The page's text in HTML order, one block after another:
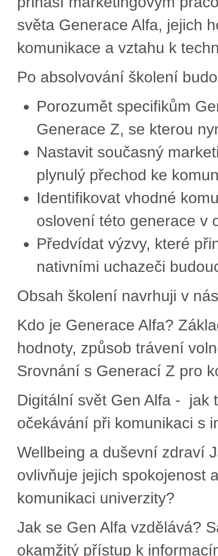
světa Generace Alfa, jejich
komunikace a vztahu k
Po absolvování školení
Porozumět specifikům
Generace Z, se kterou
Nastavit současný
plynulý přechod ke
Identifikovat vhodné
oslovení této generace v
Předvídat výzvy, které
nativními uchazeči
Obsah školení navrhuji v
Kdo je Generace Alfa?
hodnoty, způsob trávení
Srovnání s Generací Z pro
Digitální svět Gen Alfa - jak
očekávání při komunikaci s
Wellbeing a duševní zdraví
ovlivňuje jejich spokojenost
komunikaci univerzity?
Jak se Gen Alfa vzdělává?
okamžitý přístup k